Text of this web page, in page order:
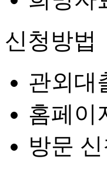
신청방법
관외대
홈페이
방문